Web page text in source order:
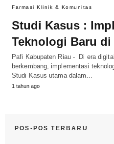
Farmasi Klinik & Komunitas
Studi Kasus :
Teknologi Baru di
Pafi Kabupaten Riau - Di era
berkembang, implementasi
Studi Kasus utama dalam…
1 tahun ago
POS-POS TERBARU